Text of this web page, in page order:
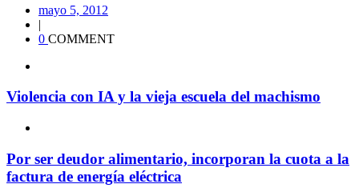
mayo 5, 2012
|
0 COMMENT
Violencia con IA y la vieja escuela del machismo
Por ser deudor alimentario, incorporan la cuota a la
factura de energía eléctrica